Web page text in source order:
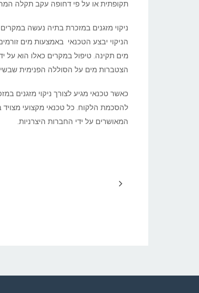
תקופתית או על פי דחופה עקב תקלה
ניקוי מזגנים במזכרת בתיה נעשה
הניקוי יבצע הטכנאי באמצעות מים
מים תקינה. טיפול במקרים כאלו הוא על
הצטברות מים על הסוללה הפנימית
כאשר טכנאי מגיע לצורך ניקוי מזגנים
להסכמת הלקוח. כל טכנאי מקצועי מצויד
המאושרים על ידי החברות היצרניות.